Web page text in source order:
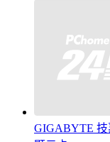
GIGABYTE 技